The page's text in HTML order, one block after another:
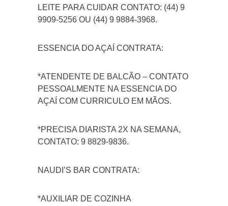
LEITE PARA CUIDAR CONTATO: (44) 9
9909-5256 OU (44) 9 9884-3968.
ESSENCIA DO AÇAÍ CONTRATA:
*ATENDENTE DE BALCÃO – CONTATO
PESSOALMENTE NA ESSENCIA DO
AÇAÍ COM CURRICULO EM MÃOS.
*PRECISA DIARISTA 2X NA SEMANA,
CONTATO: 9 8829-9836.
NAUDI’S BAR CONTRATA:
*AUXILIAR DE COZINHA